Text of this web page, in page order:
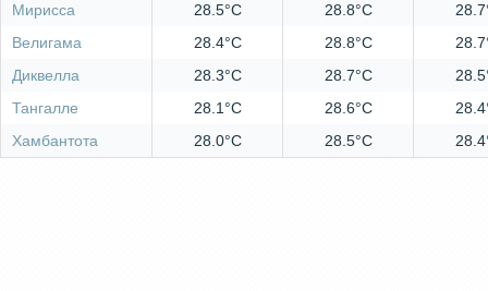
Мирисса
28.5°C 28.8°C
Велигама
28.4°C 28.8°C
Диквелла
28.3°C 28.7°C
Тангалле
28.1°C 28.6°C
Хамбантота
28.0°C 28.5°C